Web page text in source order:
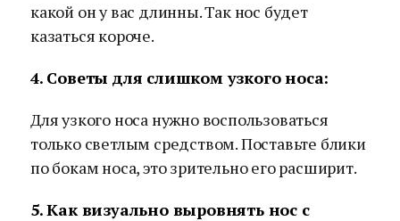
какой он у вас длинны. Так нос будет
казаться короче.
4. Советы для слишком узкого носа:
Для узкого носа нужно воспользоваться
только светлым средством. Поставьте блики
по бокам носа, это зрительно его расширит.
5. Как визуально выровнять нос с